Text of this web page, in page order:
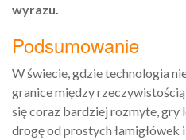
wyrazu.
Podsumowanie
W świecie, gdzie technologia
granice między
się coraz bardziej rozmyte, gry
drogę od prostych łamigłówek